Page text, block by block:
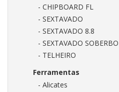
- CHIPBOARD FL
- SEXTAVADO
- SEXTAVADO 8.8
- SEXTAVADO SOBERBO
- TELHEIRO
Ferramentas
- Alicates